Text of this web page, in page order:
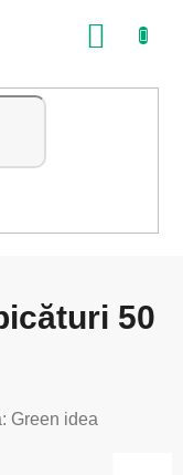
COŞ
50
Green idea